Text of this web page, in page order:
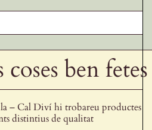
ben fetes
– Cal Diví hi trobareu productes
distintius de qualitat